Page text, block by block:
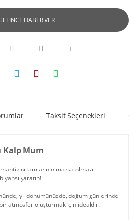
HABER VER
Taksit Seçenekleri
Kalp Mum
ortamların olmazsa olmazı
yaratın!
yıl dönümünüzde, doğum günlerinde
atmosfer oluşturmak için idealdir.